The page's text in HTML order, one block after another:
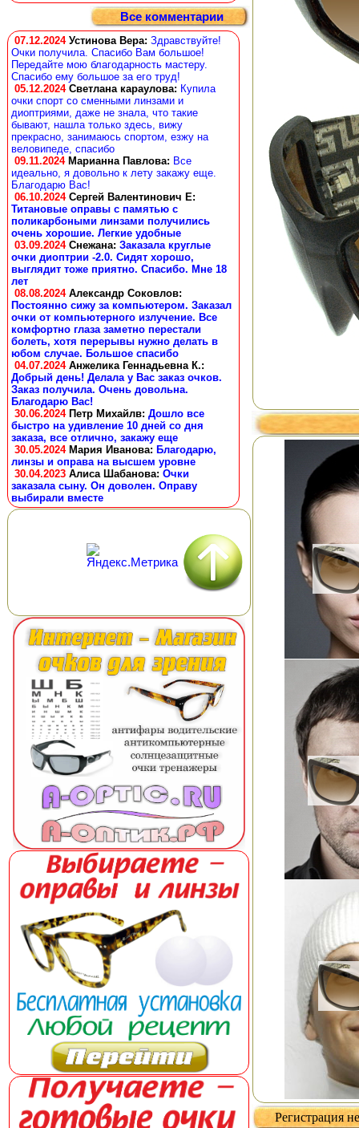
Все комментарии
07.12.2024 Устинова Вера: Здравствуйте!
Очки получила. Спасибо Вам большое!
Передайте мою благодарность мастеру.
Спасибо ему большое за его труд!
05.12.2024 Светлана караулова: Купила
очки спорт со сменными линзами и
диоптриями, даже не знала, что такие
бывают, нашла только здесь, вижу
прекрасно, занимаюсь спортом, езжу на
веловипеде, спасибо
09.11.2024 Марианна Павлова: Все
идеально, я довольно к лету закажу еще.
Благодарю Вас!
06.10.2024 Сергей Валентинович Е:
Титановые оправы с памятью с
поликарбоными линзами получились
очень хорошие. Легкие удобные
03.09.2024 Снежана: Заказала круглые
очки диоптрии -2.0. Сидят хорошо,
выглядит тоже приятно. Спасибо. Мне 18
лет
08.08.2024 Александр Соковлов:
Постоянно сижу за компьютером. Заказал
очки от компьютерного излучение. Все
комфортно глаза заметно перестали
болеть, хотя перерывы нужно делать в
юбом случае. Большое спасибо
04.07.2024 Анжелика Геннадьевна К.:
Добрый день! Делала у Вас заказ очков.
Заказ получила. Очень довольна.
Благодарю Вас!
30.06.2024 Петр Михайлв: Дошло все
быстро на удивление 10 дней со дня
заказа, все отлично, закажу еще
30.05.2024 Мария Иванова: Благодарю,
линзы и оправа на высшем уровне
30.04.2023 Алиса Шабанова: Очки
заказала сыну. Он доволен. Оправу
выбирали вместе
Регистрация